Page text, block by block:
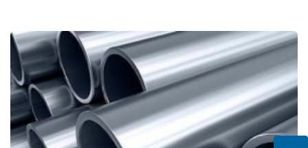
Катанка
Шестигранник
Полособульб
Полукруг
Шпунт Ларсена